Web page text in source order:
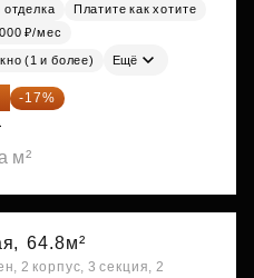
Платите как хотите
₽/мес
(1 и более) Ещё
-17%
м²
64.8м²
2 корпус, 3 секция, 2